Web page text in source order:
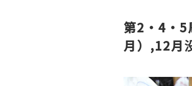
第2・4・
月）,12月